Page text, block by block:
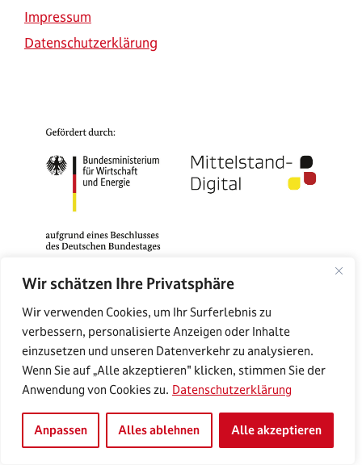
Wir schätzen Ihre Privatsphäre
Wir verwenden Cookies, um Ihr Surferlebnis zu
verbessern, personalisierte Anzeigen oder Inhalte
einzusetzen und unseren Datenverkehr zu analysieren.
Wenn Sie auf „Alle akzeptieren" klicken, stimmen Sie der
Anwendung von Cookies zu. Datenschutzerklärung
Anpassen Alles ablehnen Alle akzeptieren
Impressum
Datenschutzerklärung
Das Mittelstand-Digital Zentrum Rostock gehört zu
Mittelstand-Digital. Mit dem Mittelstand-Digital
Netzwerk unterstützt das Bundesministerium für
Wirtschaft und Energie die Digitalisierung in kleinen
und mittleren Unternehmen und dem Handwerk.
© 2026 MIttelstand-Digital Zentrum Rostock